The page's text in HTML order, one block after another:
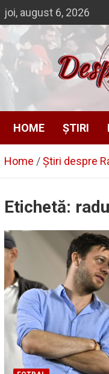
to
content
joi, august 6, 2026
Despre
Si doar … despre Rapid
HOME ȘTIRI
Home Știri despre
Etichetă: